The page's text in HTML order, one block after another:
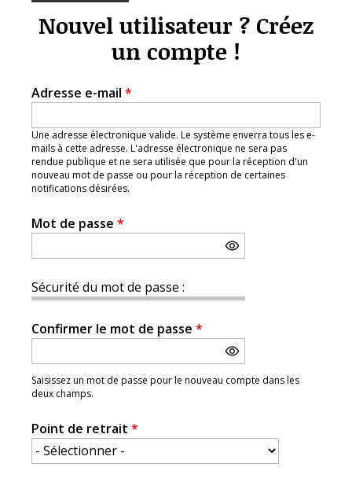
Nouvel utilisateur ? Créez
un compte !
Adresse e-mail *
Une adresse électronique valide. Le système enverra tous les e-
mails à cette adresse. L'adresse électronique ne sera pas
rendue publique et ne sera utilisée que pour la réception d'un
nouveau mot de passe ou pour la réception de certaines
notifications désirées.
Mot de passe *
Sécurité du mot de passe :
Confirmer le mot de passe *
Saisissez un mot de passe pour le nouveau compte dans les
deux champs.
Point de retrait *